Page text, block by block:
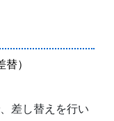
）
差し替えを行い